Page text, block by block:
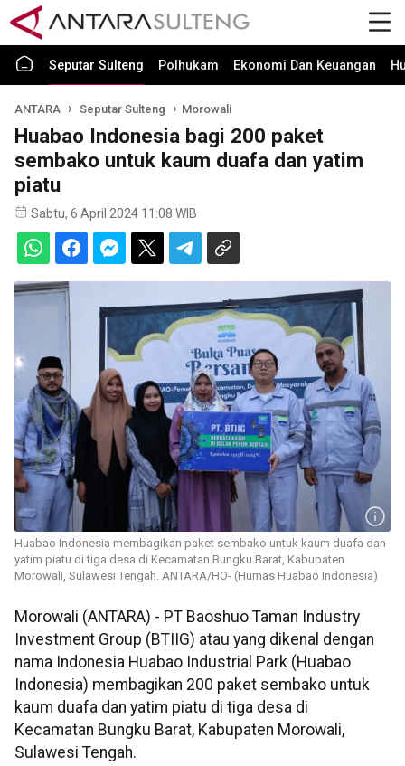
Seputar Sulteng Polhukam Ekonomi Dan Keuangan
ANTARA Seputar Sulteng Morowali
Huabao Indonesia bagi 200 paket
sembako untuk kaum duafa dan yatim
piatu
Sabtu, 6 April 2024 11:08 WIB
Huabao Indonesia membagikan paket sembako untuk kaum duafa dan
yatim piatu di tiga desa di Kecamatan Bungku Barat, Kabupaten
Morowali, Sulawesi Tengah. ANTARA/HO- (Humas Huabao Indonesia)
Morowali (ANTARA) - PT Baoshuo Taman Industry
Investment Group (BTIIG) atau yang dikenal dengan
nama Indonesia Huabao Industrial Park (Huabao
Indonesia) membagikan 200 paket sembako untuk
kaum duafa dan yatim piatu di tiga desa di
Kecamatan Bungku Barat, Kabupaten Morowali,
Sulawesi Tengah.